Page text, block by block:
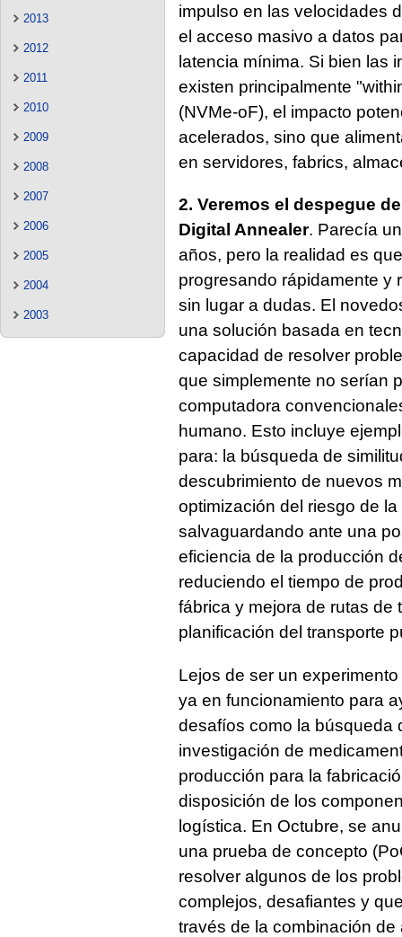
2013
2012
2011
2010
2009
2008
2007
2006
2005
2004
2003
impulso en las velocidades
el acceso masivo a datos
latencia mínima. Si bien las
existen principalmente
(NVMe-oF), el impacto
acelerados, sino que
en servidores, fabrics,
2. Veremos el despegue
Digital Annealer. Parecía
años, pero la realidad es
progresando rápidamente y
sin lugar a dudas. El
una solución basada en
capacidad de resolver
que simplemente no serían
computadora
humano. Esto incluye
para: la búsqueda de
descubrimiento de nuevos
optimización del riesgo de
salvaguardando ante una
eficiencia de la producción
reduciendo el tiempo de
fábrica y mejora de rutas
planificación del transporte
Lejos de ser un
ya en funcionamiento para
desafíos como la búsqueda
investigación de
producción para la
disposición de los
logística. En Octubre, se
una prueba de concepto
resolver algunos de los
complejos, desafiantes y
través de la combinación